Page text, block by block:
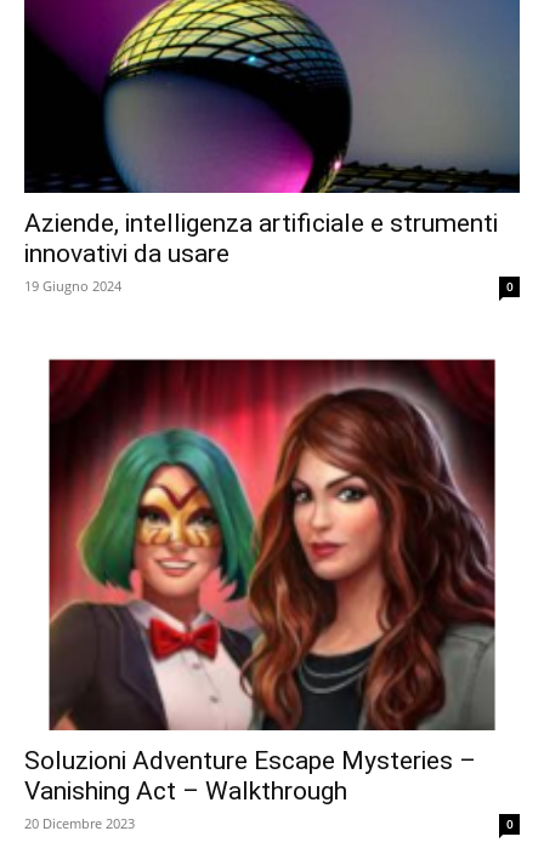
Aziende, intelligenza artificiale e strumenti
innovativi da usare
19 Giugno 2024 0
Soluzioni Adventure Escape Mysteries –
Vanishing Act – Walkthrough
20 Dicembre 2023 0